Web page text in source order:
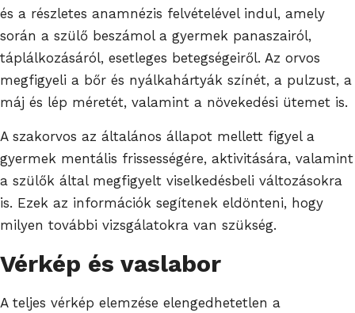
és a részletes anamnézis felvételével indul, amely
során a szülő beszámol a gyermek panaszairól,
táplálkozásáról, esetleges betegségeiről. Az orvos
megfigyeli a bőr és nyálkahártyák színét, a pulzust, a
máj és lép méretét, valamint a növekedési ütemet is.
A szakorvos az általános állapot mellett figyel a
gyermek mentális frissességére, aktivitására, valamint
a szülők által megfigyelt viselkedésbeli változásokra
is. Ezek az információk segítenek eldönteni, hogy
milyen további vizsgálatokra van szükség.
Vérkép és vaslabor
A teljes vérkép elemzése elengedhetetlen a